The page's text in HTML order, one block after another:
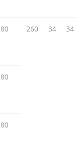
80 260 34 34
80
80